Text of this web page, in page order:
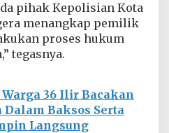
pihak Kepolisian Kota
menangkap pemilik
proses hukum
tegasnya.
Warga 36 Ilir Bacakan
Baksos Serta
Langsung